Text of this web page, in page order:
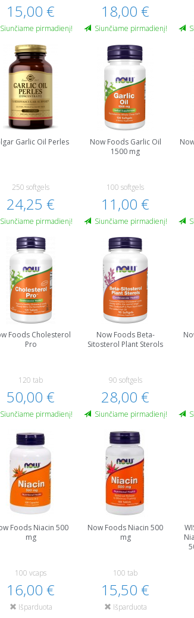
15,00 €
Siunčiame pirmadienį!
18,00 €
Siunčiame pirmadienį!
Garlic Oil Perles
250 softgels
24,25 €
Siunčiame pirmadienį!
Now Foods Garlic Oil
1500 mg
100 softgels
11,00 €
Siunčiame pirmadienį!
Foods Cholesterol
Pro
120 tab
50,00 €
Siunčiame pirmadienį!
Now Foods Beta-
Sitosterol Plant Sterols
90 softgels
28,00 €
Siunčiame pirmadienį!
Foods Niacin 500
mg
100 vcaps
16,00 €
Išparduota
Now Foods Niacin 500
mg
100 tab
15,50 €
Išparduota